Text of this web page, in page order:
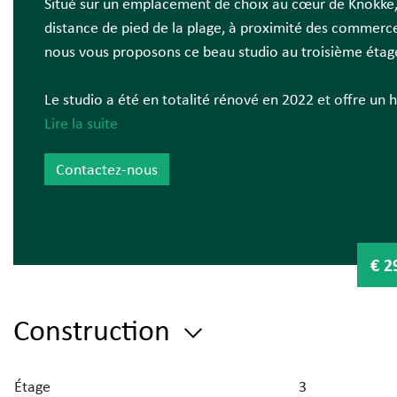
distance de pied de la plage, à proximité des
nous vous proposons ce beau studio au troisième
Le studio a été en totalité rénové en 2022 et offre un
d'entrée avec vestiaire et toilette, séjour ensoleillé,
Lire la suite
Contactez-nous
€
Construction
Étage
3